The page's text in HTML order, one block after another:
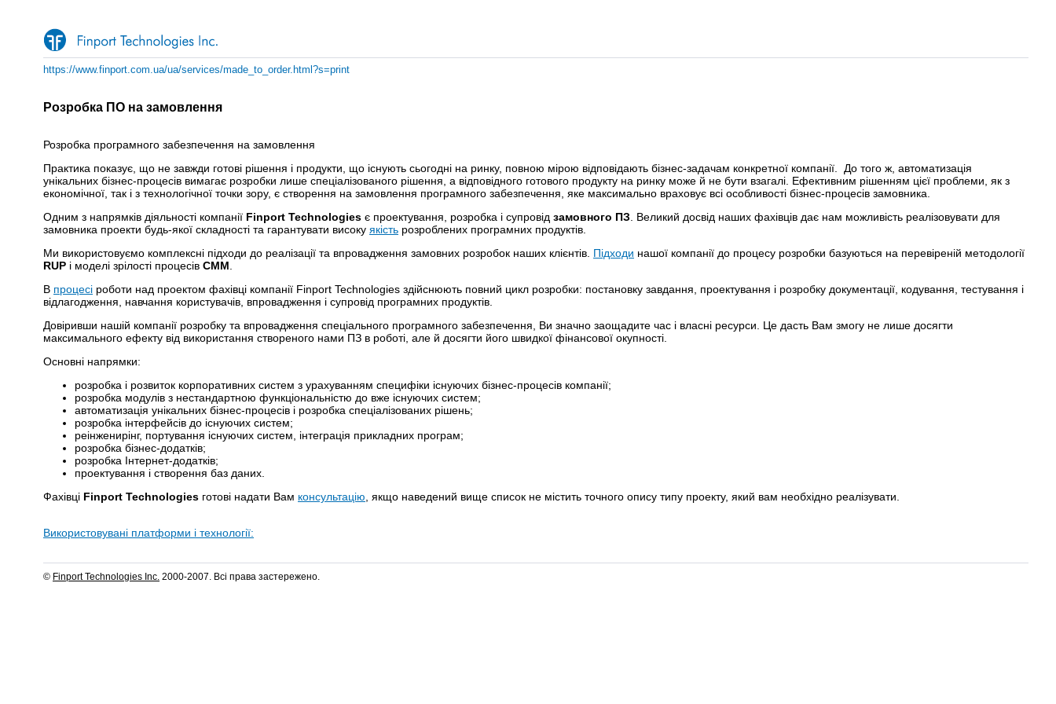
https://www.finport.com.ua/ua/services/made_to_order.html?s=print
Розробка ПО на замовлення
Розробка програмного забезпечення на замовлення
Практика показує, що не завжди готові рішення і продукти, що існують сьогодні на ринку, повною мірою відповідають бізнес-задачам конкретної компанії. До того ж, автоматизація
унікальних бізнес-процесів вимагає розробки лише спеціалізованого рішення, а відповідного готового продукту на ринку може й не бути взагалі. Ефективним рішенням цієї проблеми, як з
економічної, так і з технологічної точки зору, є створення на замовлення програмного забезпечення, яке максимально враховує всі особливості бізнес-процесів замовника.
Одним з напрямків діяльності компанії Finport Technologies є проектування, розробка і супровід замовного ПЗ . Великий досвід наших фахівців дає нам можливість реалізовувати для
замовника проекти будь-якої складності та гарантувати високу якість розроблених програмних продуктів.
Ми використовуємо комплексні підходи до реалізації та впровадження замовних розробок наших клієнтів. Підходи нашої компанії до процесу розробки базуються на перевіреній методології
RUP і моделі зрілості процесів CMM
В процесі роботи над проектом фахівці компанії Finport Technologies здійснюють повний цикл розробки: постановку завдання, проектування і розробку документації, кодування, тестування і
відлагодження, навчання користувачів, впровадження і супровід програмних продуктів.
Довіривши нашій компанії розробку та впровадження спеціального програмного забезпечення, Ви значно заощадите час і власні ресурси. Це дасть Вам змогу не лише досягти
максимального ефекту від використання створеного нами ПЗ в роботі, але й досягти його швидкої фінансової окупності.
Основні напрямки:
розробка і розвиток корпоративних систем з урахуванням специфіки існуючих бізнес-процесів компанії;
розробка модулів з нестандартною функціональністю до вже існуючих систем;
автоматизація унікальних бізнес-процесів і розробка спеціалізованих рішень;
розробка інтерфейсів до існуючих систем;
реінженирінг, портування існуючих систем, інтеграція прикладних програм;
розробка бізнес-додатків;
розробка Інтернет-додатків;
проектування і створення баз даних.
Фахівці Finport Technologies готові надати Вам консультацію , якщо наведений вище список не містить точного опису типу проекту, який вам необхідно реалізувати.
Використовувані платформи і технології:
© Finport Technologies Inc. 2000-2007. Всі права застережено.